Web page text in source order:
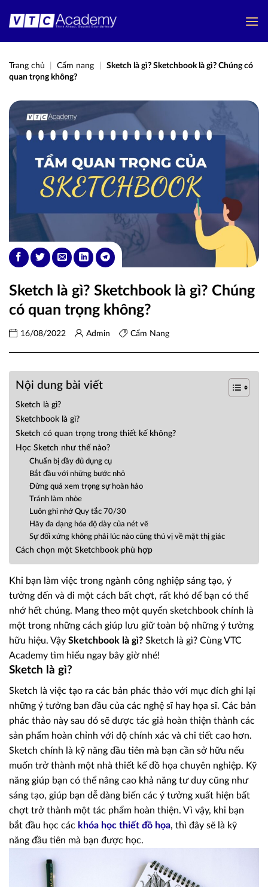
qua
Trang chủ Cẩm nang
Sketch là gì? Sketchbook là gì? Chúng có
quan trọng không?
Sketch là gì? Sketchbook là gì? Chúng
có quan trọng không?
16/08/2022 Admin Cẩm Nang
Nội dung bài viết
Sketch là gì?
Sketchbook là gì?
Sketch có quan trọng trong thiết kế không?
Học Sketch như thế nào?
Chuẩn bị đầy đủ dụng cụ
Bắt đầu với những bước nhỏ
Đừng quá xem trọng sự hoàn hảo
Tránh làm nhòe
Luôn ghi nhớ Quy tắc 70/30
Hãy đa dạng hóa độ dày của nét vẽ
Sự đối xứng không phải lúc nào cũng thú vị về mặt thị giác
Cách chọn một Sketchbook phù hợp
Khi bạn làm việc trong ngành công nghiệp sáng tạo, ý
tưởng đến và đi một cách bất chợt, rất khó để bạn có thể
nhớ hết chúng. Mang theo một quyển sketchbook chính là
một trong những cách giúp lưu giữ toàn bộ những ý tưởng
hữu hiệu. Vậy Sketchbook là gì? Sketch là gì? Cùng VTC
Academy tìm hiểu ngay bây giờ nhé!
Sketch là gì?
Sketch là việc tạo ra các bản phác thảo với mục đích ghi lại
những ý tưởng ban đầu của các nghệ sĩ hay họa sĩ. Các bản
phác thảo này sau đó sẽ được tác giả hoàn thiện thành các
sản phẩm hoàn chỉnh với độ chính xác và chi tiết cao hơn.
Sketch chính là kỹ năng đầu tiên mà bạn cần sở hữu nếu
muốn trở thành một nhà thiết kế đồ họa chuyên nghiệp. Kỹ
năng giúp bạn có thể nâng cao khả năng tư duy cũng như
sáng tạo, giúp bạn dễ dàng biến các ý tưởng xuất hiện bất
chợt trở thành một tác phẩm hoàn thiện. Vì vậy, khi bạn
bắt đầu học các khóa học thiết đồ họa, thì đây sẽ là kỹ
năng đầu tiên mà bạn được học.